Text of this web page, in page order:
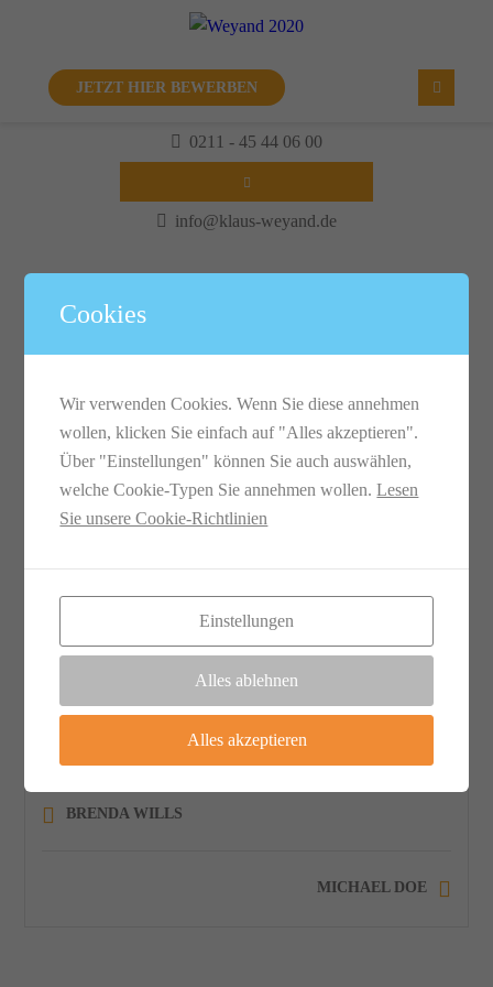
JETZT HIER BEWERBEN
0211 - 45 44 06 00
info@klaus-weyand.de
Saccus antium cupiitate velit error saepe qui
voluptate labor iosam corporis accu samus nihil quis
enim quasi ea asperiores ipsum cum eos laudatium
officia atque error.
600
BRENDA WILLS
MICHAEL DOE
Cookies
Wir verwenden Cookies. Wenn Sie diese annehmen
wollen, klicken Sie einfach auf "Alles akzeptieren".
Über "Einstellungen" können Sie auch auswählen,
welche Cookie-Typen Sie annehmen wollen.Lesen
Sie unsere Cookie-Richtlinien
Einstellungen
Alles ablehnen
Alles akzeptieren